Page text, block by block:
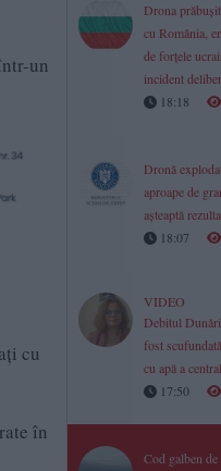
un
cu
în
Drona
cu România,
de forțele
incident
18:18
Dronă
aproape de
așteaptă
18:07
VIDEO
Debitul
fost
cu apă a
17:50
Cod galben